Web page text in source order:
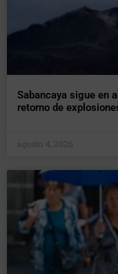
Sabancaya sigue en
retorno de
agosto 4, 2026